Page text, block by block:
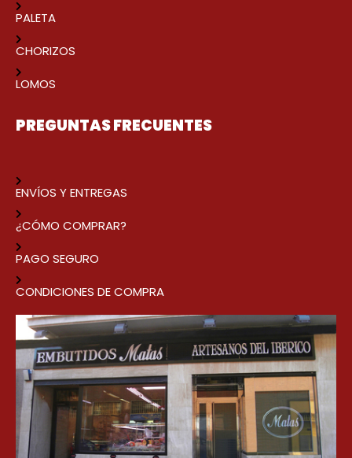
PALETA
CHORIZOS
LOMOS
PREGUNTAS FRECUENTES
ENVÍOS Y ENTREGAS
¿CÓMO COMPRAR?
PAGO SEGURO
CONDICIONES DE COMPRA